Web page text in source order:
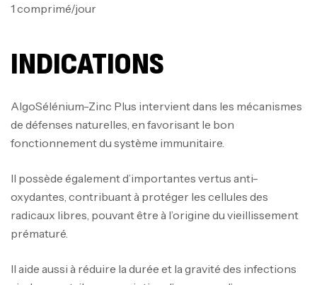
1 comprimé/jour
INDICATIONS
AlgoSélénium-Zinc Plus intervient dans les mécanismes
de défenses naturelles, en favorisant le bon
fonctionnement du système immunitaire.
Il possède également d’importantes vertus anti-
oxydantes, contribuant à protéger les cellules des
radicaux libres, pouvant être à l’origine du vieillissement
prématuré.
Il aide aussi à réduire la durée et la gravité des infections